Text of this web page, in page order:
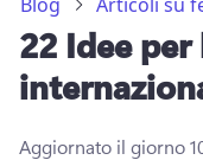
22 Idee
Aggiornato il giorno